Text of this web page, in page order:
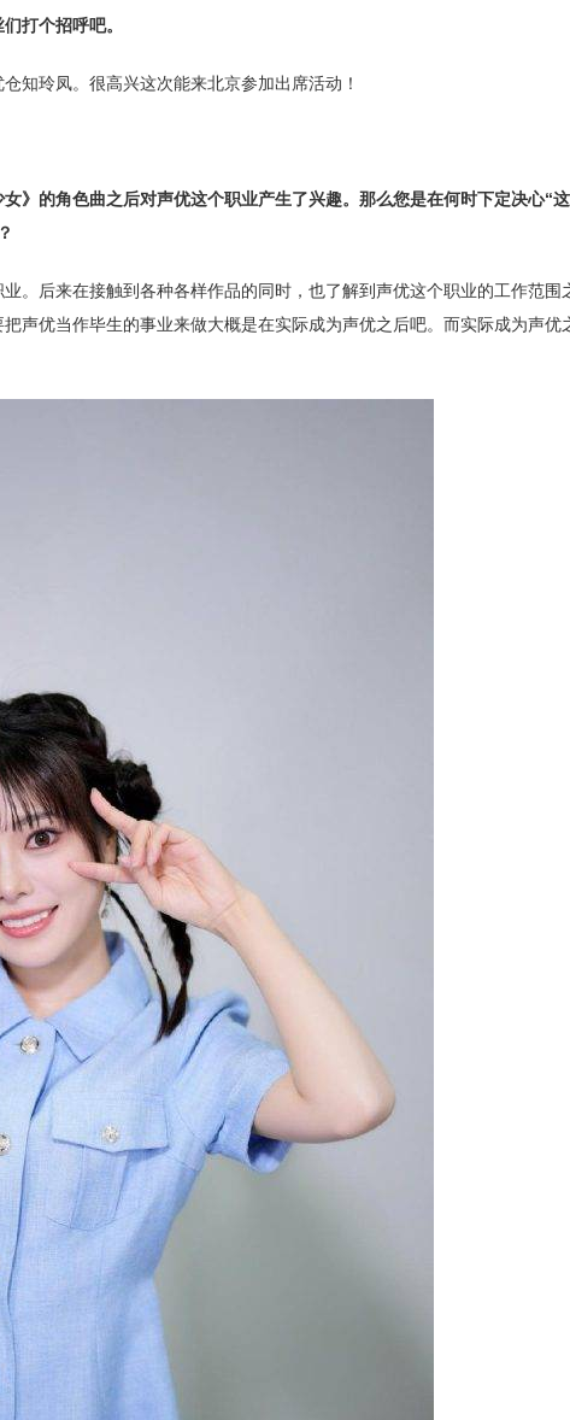
打个招呼吧。
知玲凤。很高兴这次能来北京参加出席活动！
的角色曲之后对声优这个职业产生了兴趣。那么您是在何时下定决心“
。后来在接触到各种各样作品的同时，也了解到声优这个职业的工作范围
声优当作毕生的事业来做大概是在实际成为声优之后吧。而实际成为声优